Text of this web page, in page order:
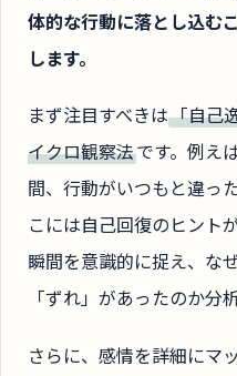
体的な行動に落とし込む
します。
まず注目すべきは「自己
イクロ観察法です。例え
間、行動がいつもと違っ
こには自己回復のヒント
瞬間を意識的に捉え、な
「ずれ」があったのか分
さらに、感情を詳細にマ